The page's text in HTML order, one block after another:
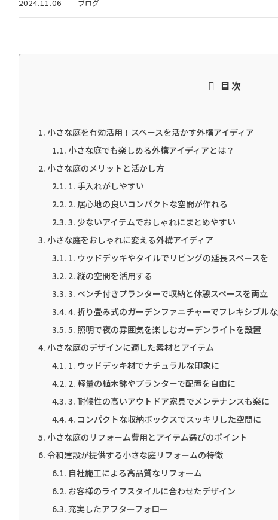
2024.11.06 ブログ
目次
小さな庭を有効活用！スペースを活かす外構アイディア
小さな庭でも楽しめる外構アイディアとは？
小さな庭のメリットと活かし方
1. 手入れがしやすい
2. 居心地の良いコンパクトな空間が作れる
3. 少ないアイテムでおしゃれにまとめやすい
小さな庭をおしゃれに変える外構アイディア
1. ウッドデッキやタイルでリビングの延長スペースを
2. 縦の空間を活用する
3. ベンチ付きプランターで収納と休憩スペースを両立
4. 折り畳み式のガーデンファニチャーでフレキシブル
5. 照明で夜の雰囲気を楽しむガーデンライトを設置
小さな庭のデザインに適した素材とアイテム
1. ウッドデッキ材でナチュラルな印象に
2. 軽量の植木鉢やプランターで配置を自由に
3. 耐候性の高いアウトドア家具でメンテナンスも楽に
4. コンパクトな収納ボックスでスッキリした空間に
小さな庭のリフォーム費用とアイテム選びのポイント
令和建設が提供する小さな庭リフォームの特徴
自社施工による高品質なリフォーム
お客様のライフスタイルに合わせたデザイン
充実したアフターフォロー